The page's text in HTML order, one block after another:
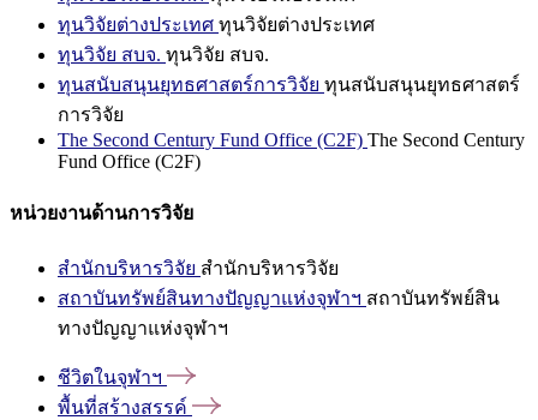
ทุนวิจัยต่างประเทศ ทุนวิจัยต่างประเทศ
ทุนวิจัย สบจ. ทุนวิจัย สบจ.
ทุนสนับสนุนยุทธศาสตร์การวิจัย ทุนสนับสนุนยุทธศาสตร์
การวิจัย
The Second Century Fund Office (C2F) The Second Century
Fund Office (C2F)
หน่วยงานด้านการวิจัย
สำนักบริหารวิจัย สำนักบริหารวิจัย
สถาบันทรัพย์สินทางปัญญาแห่งจุฬาฯ สถาบันทรัพย์สิน
ทางปัญญาแห่งจุฬาฯ
ชีวิตในจุฬาฯ
พื้นที่สร้างสรรค์